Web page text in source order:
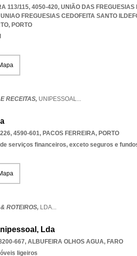
113/115, 4050-420, UNIÃO DAS FREGUESIAS
UNIAO FREGUESIAS CEDOFEITA SANTO
, PORTO
RECEITAS, UNIPESSOAL...
4590-601, PACOS FERREIRA, PORTO
serviços financeiros, exceto seguros e
ROTEIROS, LDA...
Lda
667, ALBUFEIRA OLHOS AGUA, FARO
ligeiros